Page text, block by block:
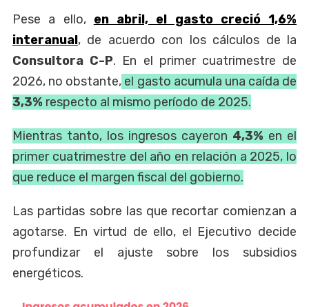
Pese a ello, en abril, el gasto creció 1,6%
interanual, de acuerdo con los cálculos de la
Consultora C-P. En el primer cuatrimestre de
2026, no obstante, el gasto acumula una caída de
3,3% respecto al mismo período de 2025.
Mientras tanto, los ingresos cayeron 4,3% en el
primer cuatrimestre del año en relación a 2025, lo
que reduce el margen fiscal del gobierno.
Las partidas sobre las que recortar comienzan a
agotarse. En virtud de ello, el Ejecutivo decide
profundizar el ajuste sobre los subsidios
energéticos.